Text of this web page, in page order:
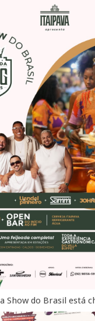
Show do Brasil está